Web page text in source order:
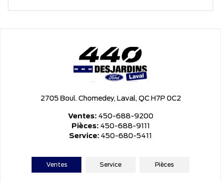
2705 Boul. Chomedey, Laval, QC H7P 0C2
Ventes: 450-688-9200
Pièces: 450-688-9111
Service: 450-680-5411
Ventes Service Pièces